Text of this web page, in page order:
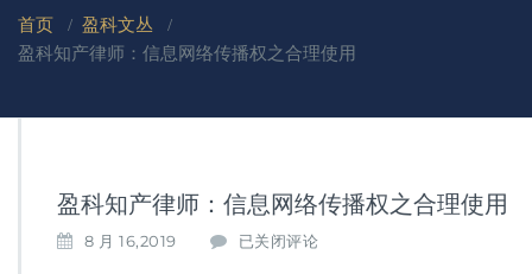
首页 / 盈科文丛 /
盈科知产律师：信息网络传播权之合理使用
盈科知产律师：信息网络传播权之合理使用
8 月 16,2019
盈
已关闭评论